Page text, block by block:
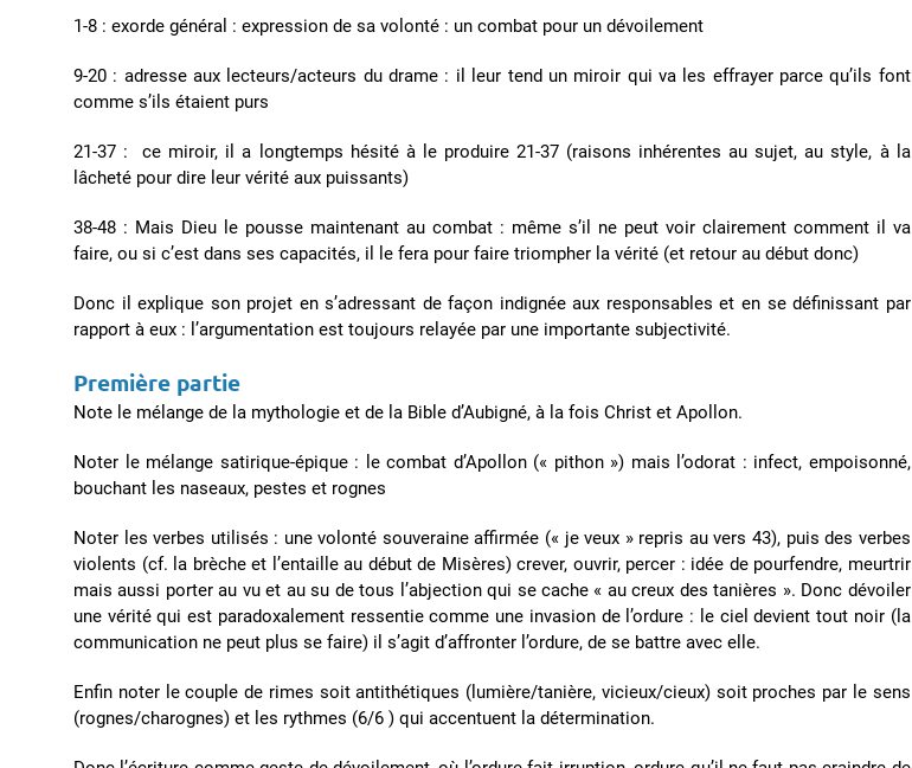
1-8 : exorde général : expression de sa volonté : un combat pour un dévoilement
9-20 : adresse aux lecteurs/acteurs du drame : il leur tend un miroir qui va les effrayer parce qu’ils font
comme s’ils étaient purs
21-37 : ce miroir, il a longtemps hésité à le produire 21-37 (raisons inhérentes au sujet, au style, à la
lâcheté pour dire leur vérité aux puissants)
38-48 : Mais Dieu le pousse maintenant au combat : même s’il ne peut voir clairement comment il va
faire, ou si c’est dans ses capacités, il le fera pour faire triompher la vérité (et retour au début donc)
Donc il explique son projet en s’adressant de façon indignée aux responsables et en se définissant par
rapport à eux : l’argumentation est toujours relayée par une importante subjectivité.
Première partie
Note le mélange de la mythologie et de la Bible d’Aubigné, à la fois Christ et Apollon.
Noter le mélange satirique-épique : le combat d’Apollon (« pithon ») mais l’odorat : infect, empoisonné,
bouchant les naseaux, pestes et rognes
Noter les verbes utilisés : une volonté souveraine affirmée (« je veux » repris au vers 43), puis des verbes
violents (cf. la brèche et l’entaille au début de Misères) crever, ouvrir, percer : idée de pourfendre, meurtrir
mais aussi porter au vu et au su de tous l’abjection qui se cache « au creux des tanières ». Donc dévoiler
une vérité qui est paradoxalement ressentie comme une invasion de l’ordure : le ciel devient tout noir (la
communication ne peut plus se faire) il s’agit d’affronter l’ordure, de se battre avec elle.
Enfin noter le couple de rimes soit antithétiques (lumière/tanière, vicieux/cieux) soit proches par le sens
(rognes/charognes) et les rythmes (6/6 ) qui accentuent la détermination.